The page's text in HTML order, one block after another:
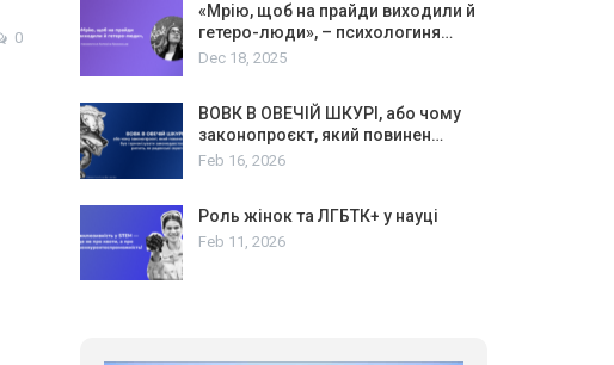
0
«Мрію, щоб на прайди виходили й
гетеро-люди», – психологиня…
Dec 18, 2025
ВОВК В ОВЕЧІЙ ШКУРІ, або чому
законопроєкт, який повинен…
Feb 16, 2026
Роль жінок та ЛГБТК+ у науці
Feb 11, 2026